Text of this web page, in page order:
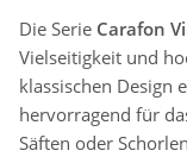
Die Serie Carafon
Vielseitigkeit und
klassischen Design
hervorragend für
Säften oder